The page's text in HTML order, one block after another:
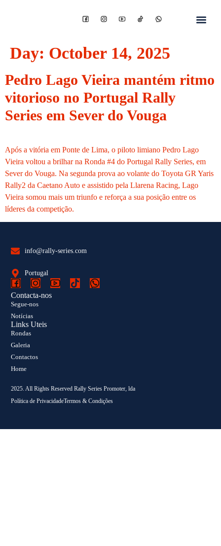
Day: October 14, 2025
Pedro Lago Vieira mantém ritmo
vitorioso no Portugal Rally
Series em Sever do Vouga
Após a vitória em Ponte de Lima, o piloto limiano Pedro Lago
Vieira voltou a brilhar na Ronda #4 do Portugal Rally Series, em
Sever do Vouga. Na segunda prova ao volante do Toyota GR Yaris
Rally2 da Caetano Auto e assistido pela Llarena Racing, Lago
Vieira somou mais um triunfo e reforça a sua posição entre os
líderes da competição.
info@rally-series.com
Portugal
Contacta-nos
Segue-nos
Notícias
Links Uteis
Rondas
Galeria
Contactos
Home
2025. All Rights Reserved Rally Series Promoter, lda
Política de PrivacidadeTermos & Condições